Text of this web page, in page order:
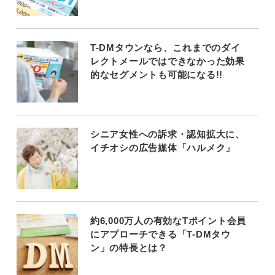
T-DMタウンなら、これまでのダイ
レクトメールではできなかった効果
的なセグメントも可能になる!!
シニア女性への訴求・認知拡大に、
イチオシの広告媒体「ハルメク」
約6,000万人の有効なTポイント会員
にアプローチできる「T-DMタウ
ン」の特長とは？